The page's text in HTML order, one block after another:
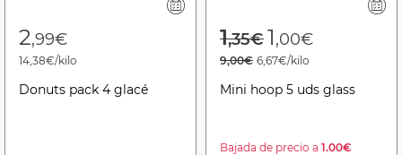
2,99€
14,38€/kilo
Donuts pack 4 glacé
Price reduced
1,35€to
1,00€
9,00€ 6,67€/kilo
Mini hoop 5 uds glass
Bajada de precio a 1.00€